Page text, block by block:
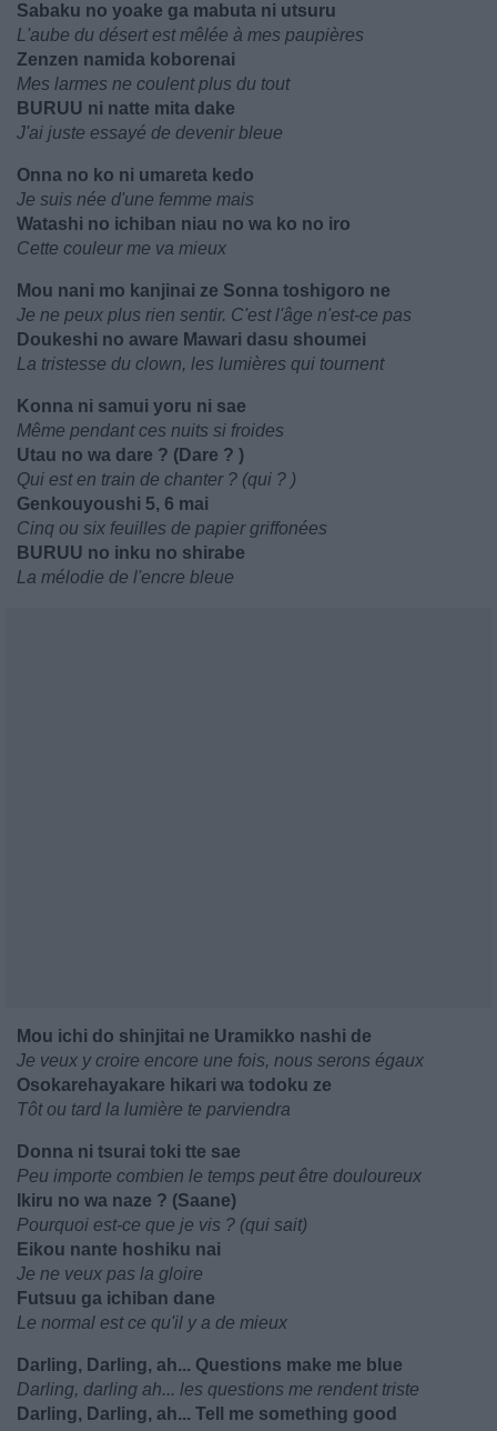
Sabaku no yoake ga mabuta ni utsuru
L'aube du désert est mêlée à mes paupières
Zenzen namida koborenai
Mes larmes ne coulent plus du tout
BURUU ni natte mita dake
J'ai juste essayé de devenir bleue
Onna no ko ni umareta kedo
Je suis née d'une femme mais
Watashi no ichiban niau no wa ko no iro
Cette couleur me va mieux
Mou nani mo kanjinai ze Sonna toshigoro ne
Je ne peux plus rien sentir. C'est l'âge n'est-ce pas
Doukeshi no aware Mawari dasu shoumei
La tristesse du clown, les lumières qui tournent
Konna ni samui yoru ni sae
Même pendant ces nuits si froides
Utau no wa dare ? (Dare ? )
Qui est en train de chanter ? (qui ? )
Genkouyoushi 5, 6 mai
Cinq ou six feuilles de papier griffonées
BURUU no inku no shirabe
La mélodie de l'encre bleue
Mou ichi do shinjitai ne Uramikko nashi de
Je veux y croire encore une fois, nous serons égaux
Osokarehayakare hikari wa todoku ze
Tôt ou tard la lumière te parviendra
Donna ni tsurai toki tte sae
Peu importe combien le temps peut être douloureux
Ikiru no wa naze ? (Saane)
Pourquoi est-ce que je vis ? (qui sait)
Eikou nante hoshiku nai
Je ne veux pas la gloire
Futsuu ga ichiban dane
Le normal est ce qu'il y a de mieux
Darling, Darling, ah... Questions make me blue
Darling, darling ah... les questions me rendent triste
Darling, Darling, ah... Tell me something good